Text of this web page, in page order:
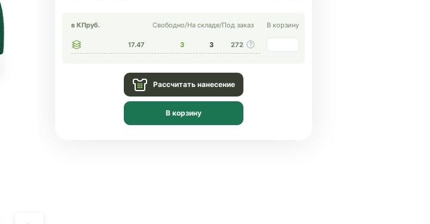
в КПруб. Свободно/На складе/Под заказ В корзину
17.47 3 3 272
Рассчитать нанесение
В корзину